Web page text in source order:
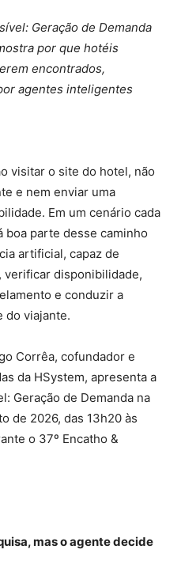
Geração de Demanda
por que hotéis
encontrados,
agentes inteligentes
visitar o site do hotel, não
e nem enviar uma
Em um cenário cada
boa parte desse caminho
artificial, capaz de
verificar disponibilidade,
e conduzir a
do viajante.
Corrêa, cofundador e
da HSystem, apresenta a
Geração de Demanda na
de 2026, das 13h20 às
o 37º Encatho &
mas o agente decide